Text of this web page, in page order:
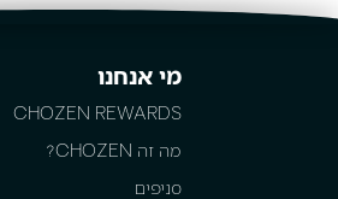
מי אנחנו
CHOZEN REWARDS
מה זה CHOZEN?
סניפים